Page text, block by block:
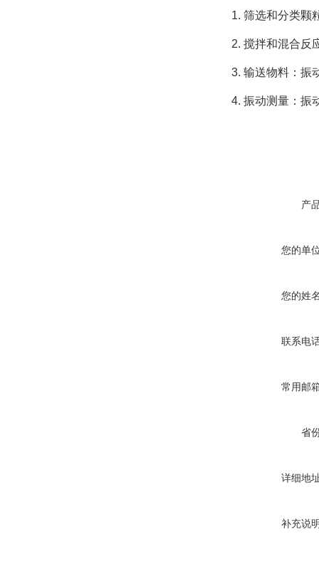
1. 筛选和分类颗
2. 搅拌和混合反
3. 输送物料：振
4. 振动测量：振
产
您的单
您的姓
联系电
常用邮
省
详细地
补充说